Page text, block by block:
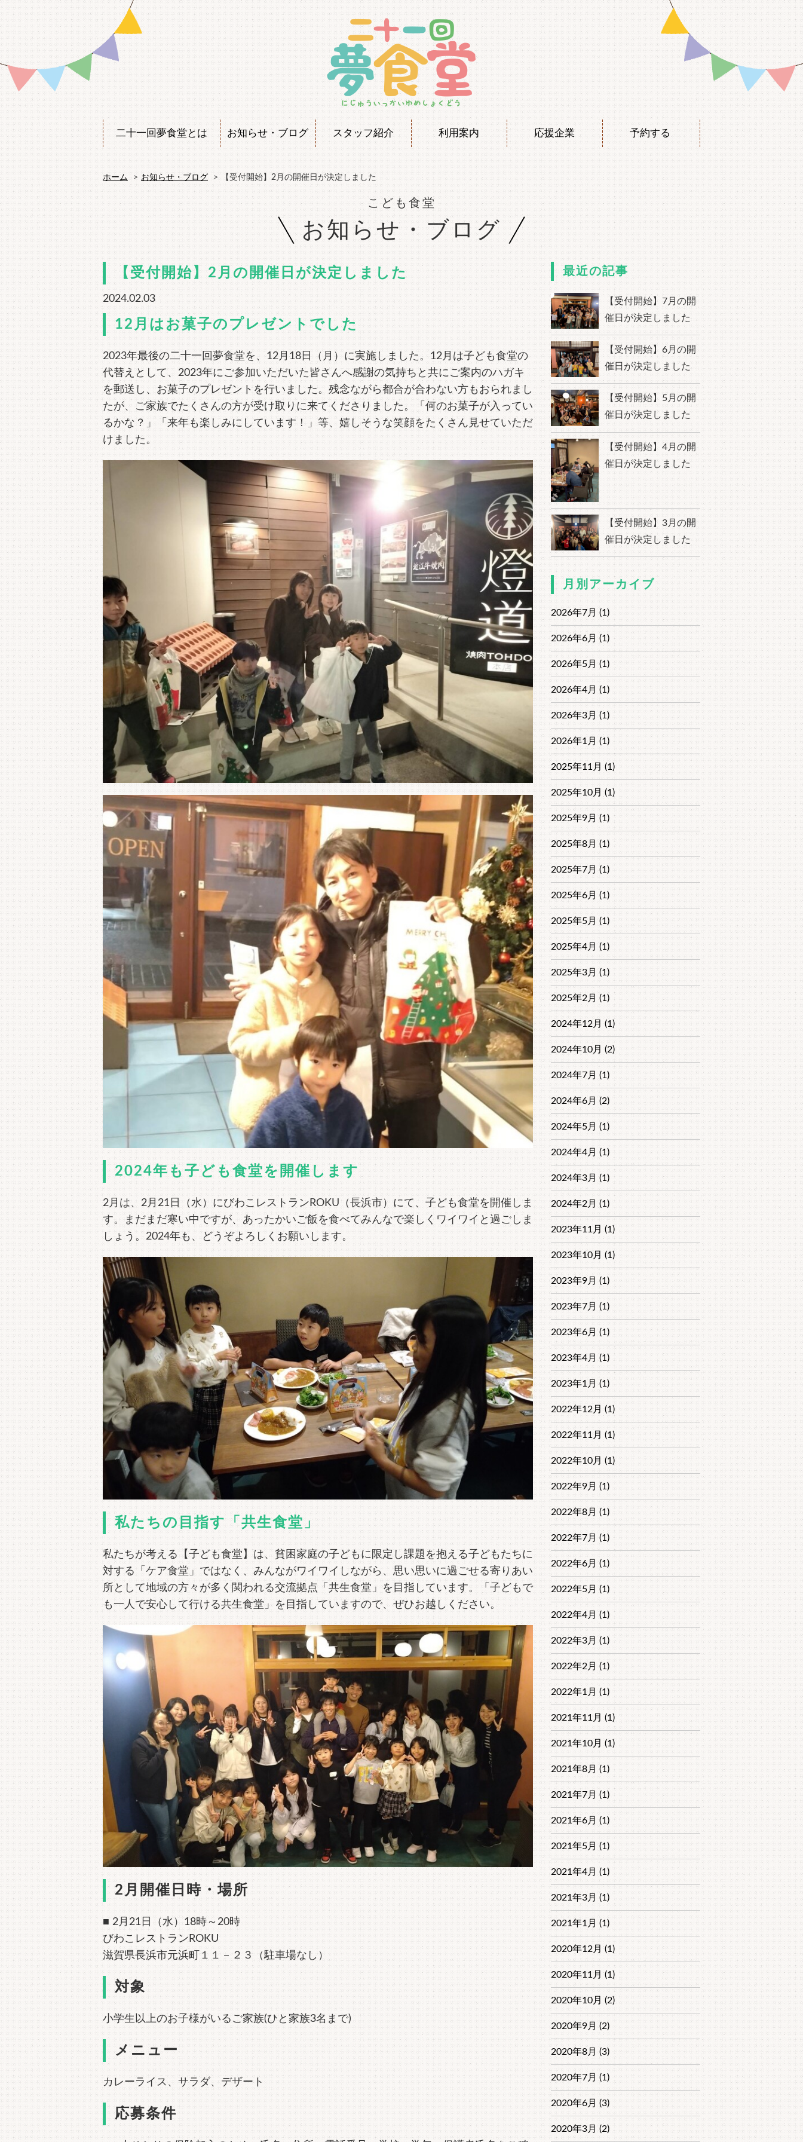
二十一回夢食堂とは お知らせ・ブログ スタッフ紹介 利用案内 応援企業 予約する
ホーム お知らせ・ブログ 【受付開始】2月の開催日が決定しました
こども食堂
お知らせ・ブログ
【受付開始】2月の開催日が決定しました
2024.02.03
12月はお菓子のプレゼントでした
2023年最後の二十一回夢食堂を、12月18日（月）に実施しました。12月は子ども食堂の
代替えとして、2023年にご参加いただいた皆さんへ感謝の気持ちと共にご案内のハガキ
を郵送し、お菓子のプレゼントを行いました。残念ながら都合が合わない方もおられまし
たが、ご家族でたくさんの方が受け取りに来てくださりました。「何のお菓子が入ってい
るかな？」「来年も楽しみにしています！」等、嬉しそうな笑顔をたくさん見せていただ
けました。
2024年も子ども食堂を開催します
2月は、2月21日（水）にびわこレストランROKU（長浜市）にて、子ども食堂を開催しま
す。まだまだ寒い中ですが、あったかいご飯を食べてみんなで楽しくワイワイと過ごしま
しょう。2024年も、どうぞよろしくお願いします。
私たちの目指す「共生食堂」
私たちが考える【子ども食堂】は、貧困家庭の子どもに限定し課題を抱える子どもたちに
対する「ケア食堂」ではなく、みんながワイワイしながら、思い思いに過ごせる寄りあい
所として地域の方々が多く関われる交流拠点「共生食堂」を目指しています。「子どもで
も一人で安心して行ける共生食堂」を目指していますので、ぜひお越しください。
2月開催日時・場所
■ 2月21日（水）18時～20時
びわこレストランROKU
滋賀県長浜市元浜町１１－２３（駐車場なし）
対象
小学生以上のお子様がいるご家族(ひと家族3名まで)
メニュー
カレーライス、サラダ、デザート
応募条件
最近の記事
【受付開始】7月の開
催日が決定しました
【受付開始】6月の開
催日が決定しました
【受付開始】5月の開
催日が決定しました
【受付開始】4月の開
催日が決定しました
【受付開始】3月の開
催日が決定しました
月別アーカイブ
2026年7月 (1)
2026年6月 (1)
2026年5月 (1)
2026年4月 (1)
2026年3月 (1)
2026年1月 (1)
2025年11月 (1)
2025年10月 (1)
2025年9月 (1)
2025年8月 (1)
2025年7月 (1)
2025年6月 (1)
2025年5月 (1)
2025年4月 (1)
2025年3月 (1)
2025年2月 (1)
2024年12月 (1)
2024年10月 (2)
2024年7月 (1)
2024年6月 (2)
2024年5月 (1)
2024年4月 (1)
2024年3月 (1)
2024年2月 (1)
2023年11月 (1)
2023年10月 (1)
2023年9月 (1)
2023年7月 (1)
2023年6月 (1)
2023年4月 (1)
2023年1月 (1)
2022年12月 (1)
2022年11月 (1)
2022年10月 (1)
2022年9月 (1)
2022年8月 (1)
2022年7月 (1)
2022年6月 (1)
2022年5月 (1)
2022年4月 (1)
2022年3月 (1)
2022年2月 (1)
2022年1月 (1)
2021年11月 (1)
2021年10月 (1)
2021年8月 (1)
2021年7月 (1)
2021年6月 (1)
2021年5月 (1)
2021年4月 (1)
2021年3月 (1)
2021年1月 (1)
2020年12月 (1)
2020年11月 (1)
2020年10月 (2)
2020年9月 (2)
2020年8月 (3)
2020年7月 (1)
2020年6月 (3)
2020年3月 (2)